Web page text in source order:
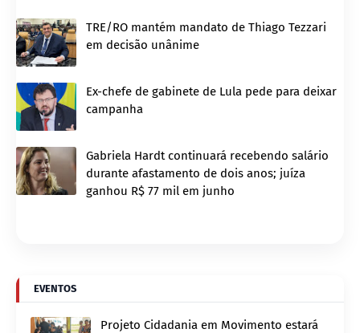
TRE/RO mantém mandato de Thiago Tezzari
em decisão unânime
Ex-chefe de gabinete de Lula pede para deixar
campanha
Gabriela Hardt continuará recebendo salário
durante afastamento de dois anos; juíza
ganhou R$ 77 mil em junho
EVENTOS
Projeto Cidadania em Movimento estará